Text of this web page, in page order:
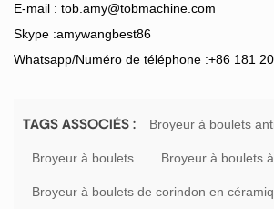
E-mail : tob.amy@tobmachine.com
Skype :amywangbest86
Whatsapp/Numéro de téléphone :+86 181
TAGS ASSOCIÉS : Broyeur à boulets
Broyeur à boulets Broyeur à boulets
Broyeur à boulets de corindon en